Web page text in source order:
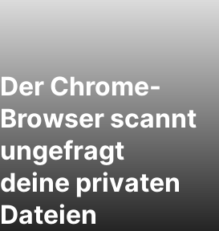
Der Chrome-
Browser scannt
ungefragt
deine privaten
Dateien